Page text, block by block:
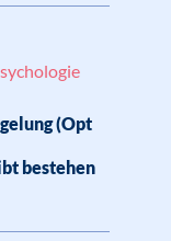
(Opt
bestehen